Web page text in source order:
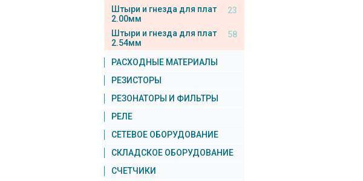
Штыри и гнезда для плат
2.00мм
23
Штыри и гнезда для плат
2.54мм
58
РАСХОДНЫЕ МАТЕРИАЛЫ
РЕЗИСТОРЫ
РЕЗОНАТОРЫ И ФИЛЬТРЫ
РЕЛЕ
СЕТЕВОЕ ОБОРУДОВАНИЕ
СКЛАДСКОЕ ОБОРУДОВАНИЕ
СЧЕТЧИКИ